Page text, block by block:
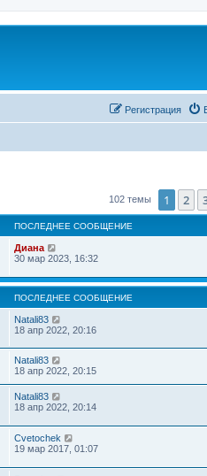
Регистрация
102 темы 1 2
ПОСЛЕДНЕЕ СООБЩЕНИЕ
Диана
30 мар 2023, 16:32
ПОСЛЕДНЕЕ СООБЩЕНИЕ
Natali83
18 апр 2022, 20:16
Natali83
18 апр 2022, 20:15
Natali83
18 апр 2022, 20:14
Cvetochek
19 мар 2017, 01:07